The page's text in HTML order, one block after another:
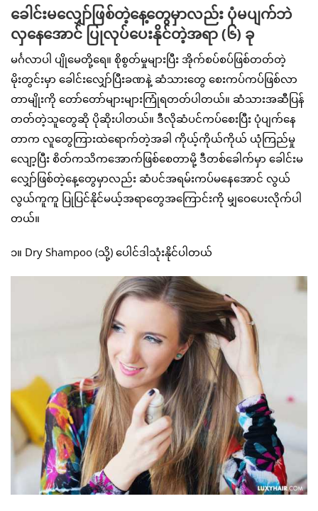
ခေါင်းမလျှော်ဖြစ်တဲ့နေ့တွေမှာလည်း ပုံမပျက်ဘဲ
လှနေအောင် ပြုလုပ်ပေးနိုင်တဲ့အရာ (၆) ခု
မင်္ဂလာပါ ပျိုမေတို့ရေ။ စိုစွတ်မှုများပြီး အိုက်စပ်စပ်ဖြစ်တတ်တဲ့
မိုးတွင်းမှာ ခေါင်းလျှော်ပြီးခဏနဲ့ ဆံသားတွေ စေးကပ်ကပ်ဖြစ်လာ
တာမျိုးကို တော်တော်များများကြုံရတတ်ပါတယ်။ ဆံသားအဆီပြန်
တတ်တဲ့သူတွေဆို ပိုဆိုးပါတယ်။ ဒီလိုဆံပင်ကပ်စေးပြီး ပုံပျက်နေ
တာက လူတွေကြားထဲရောက်တဲ့အခါ ကိုယ့်ကိုယ်ကိုယ် ယုံကြည်မှု
လျော့ပြီး စိတ်ကသိကအောက်ဖြစ်စေတာမို့ ဒီတစ်ခေါက်မှာ ခေါင်းမ
လျှော်ဖြစ်တဲ့နေ့တွေမှာလည်း ဆံပင်အရမ်းကပ်မနေအောင် လွယ်
လွယ်ကူကူ ပြုပြင်နိုင်မယ့်အရာတွေအကြောင်းကို မျှဝေပေးလိုက်ပါ
တယ်။
၁။ Dry Shampoo (သို့) ပေါင်ဒါသုံးနိုင်ပါတယ်